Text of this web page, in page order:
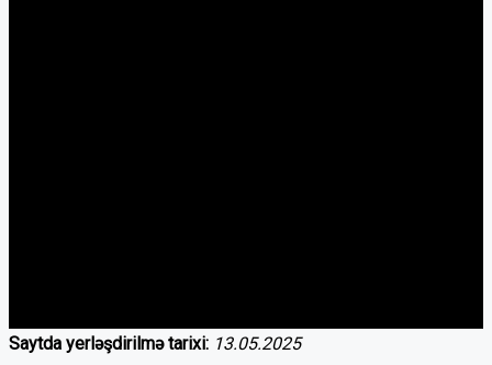
Saytda yerləşdirilmə tarixi: 13.05.2025